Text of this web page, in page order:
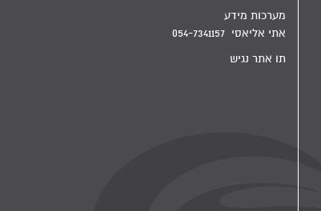
מערכות מידע
אתי אליאסי 054-7341157
תו אתר נגיש